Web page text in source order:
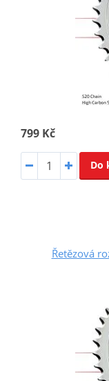
799 Kč
Do
Řetězová